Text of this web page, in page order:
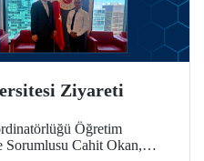
Ziyareti
Öğretim
Cahit Okan,